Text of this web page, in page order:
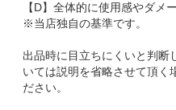
【D】全体的に使用感やダメ
※当店独自の基準です。
出品時に目立ちにくいと判断
いては説明を省略させて頂く
ださい。